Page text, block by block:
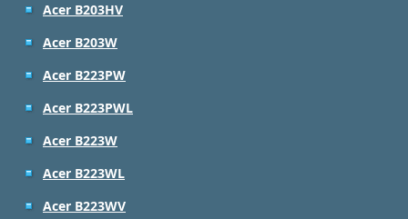
Acer B203HV
Acer B203W
Acer B223PW
Acer B223PWL
Acer B223W
Acer B223WL
Acer B223WV